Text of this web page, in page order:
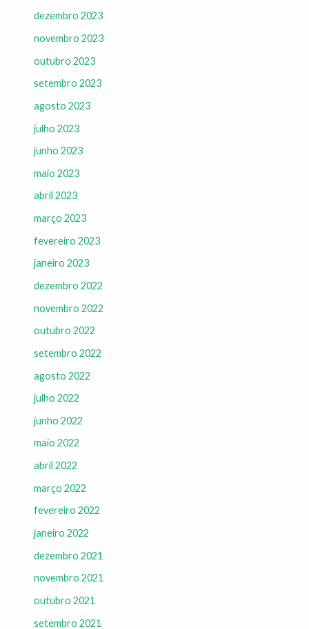
dezembro 2023
novembro 2023
outubro 2023
setembro 2023
agosto 2023
julho 2023
junho 2023
maio 2023
abril 2023
março 2023
fevereiro 2023
janeiro 2023
dezembro 2022
novembro 2022
outubro 2022
setembro 2022
agosto 2022
julho 2022
junho 2022
maio 2022
abril 2022
março 2022
fevereiro 2022
janeiro 2022
dezembro 2021
novembro 2021
outubro 2021
setembro 2021